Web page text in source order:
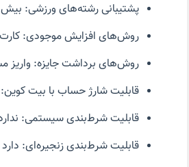
پشتیبانی رشته‌های ورزشی: بیش از ۲۰ رشته
روش‌های افزایش موجودی: کارت به کارت ٬ درگاه پرداخت ٬ ووچر
روش‌های برداشت جایزه: واریز
قابلیت شارژ حساب با بیت کوین:
قابلیت شرط‌بندی سیستمی:
قابلیت شرط‌بندی زنجیره‌ای: دارد